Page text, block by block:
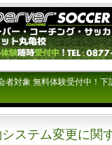
者対象 無料体験受付中！
ステム変更に関